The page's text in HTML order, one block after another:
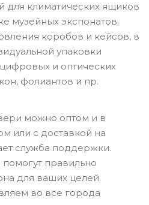
для климатических ящиков
музейных экспонатов.
коробов и кейсов, в
упаковки
и оптических
фолиантов и пр.
можно оптом и в
или с доставкой на
служба поддержки.
правильно
для ваших целей.
во все города